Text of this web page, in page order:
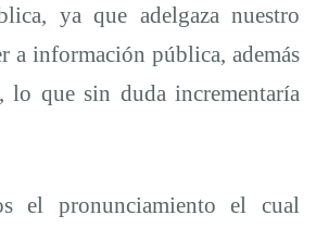
ya que adelgaza nuestro
a información pública, además
lo que sin duda incrementaría
el pronunciamiento el cual